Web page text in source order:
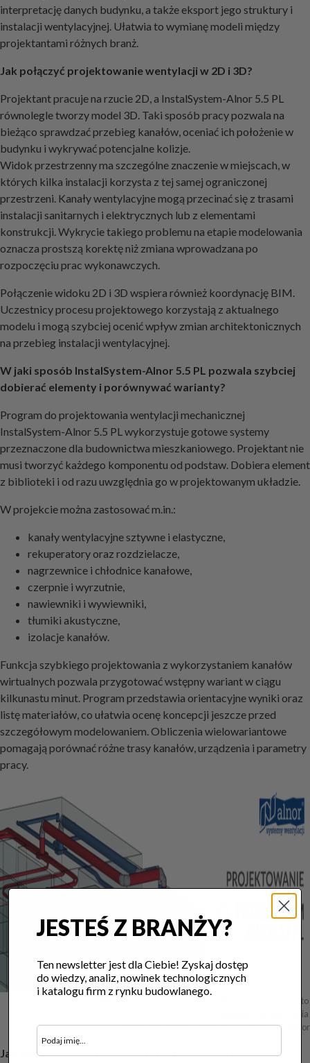
interpretację danych budynku, a także eksport jego struktury i
instalacji wentylacyjnej. Ułatwia to wymianę modeli między
projektantami różnych branż.
Jak połączyć projektowanie wentylacji w 2D i 3D?
Projektant pracuje na rzucie 2D, a InstalSystem-Alnor 5.5 PL
równolegle tworzy model 3D. Taki sposób pracy pozwala na
bieżąco sprawdzać przebieg kanałów, oceniać ich położenie w
budynku i wykrywać potencjalne kolizje.
Widok przestrzenny ma szczególne znaczenie w miejscach, w
których kilka instalacji korzysta z tej samej ograniczonej
przestrzeni. Kanały wentylacyjne mogą przecinać się z trasami
instalacji sanitarnych i elektrycznych lub z elementami
konstrukcji. Wykrycie takiego problemu na etapie modelowania
oznacza prostszą korektę niż zmiana wprowadzana po
rozpoczęciu prac wykonawczych.
Połączenie widoku 2D i 3D wspiera również koordynację BIM.
Uczestnicy procesu projektowego korzystają z aktualnego
modelu i mogą szybciej ocenić wpływ zmian architektonicznych
na przebieg instalacji wentylacyjnej.
W jaki sposób InstalSystem-Alnor 5.5 PL pozwala szybciej
dobierać elementy i porównywać warianty?
Program do projektowania wentylacji mechanicznej
InstalSystem-Alnor 5.5 PL wykorzystuje gotowe systemy
przeznaczone dla budownictwa mieszkaniowego. Projektant nie
musi tworzyć każdego komponentu od podstaw. Dobiera element
z biblioteki i od razu uwzględnia go w projektowanym układzie.
W projekcie można zastosować m.in.:
kanały wentylacyjne sztywne i elastyczne,
rekuperatory oraz rozdzielacze,
nagrzewnice i chłodnice kanałowe,
czerpnie i wyrzutnie,
nawiewniki i wywiewniki,
tłumiki akustyczne,
izolacje kanałów.
Funkcja szybkiego projektowania z wykorzystaniem kanałów
wirtualnych pozwala przygotować wstępny wariant w ciągu
kilkunastu minut. Program przedstawia orientacyjne wyniki oraz
listę materiałów, co ułatwia ocenę koncepcji jeszcze przed
szczegółowym modelowaniem. Obliczenia wielowariantowe
pomagają porównać różne trasy kanałów, urządzenia i parametry
pracy.
Projektowanie wentylacji mechanicznej w InstalSystem-Alnor 5.5 PL to
modelowanie, obliczenia
i dobór elementów w jednym narzędziu. Fot. Alnor
Jak kontrolować przepływy i straty ciśnienia podczas
JESTEŚ Z BRANŻY?
Ten newsletter jest dla Ciebie! Zyskaj dostęp
do wiedzy, analiz, nowinek technologicznych
i katalogu firm z rynku budowlanego.